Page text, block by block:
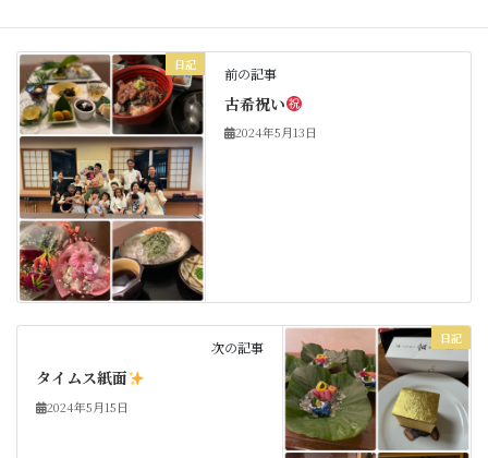
日記
前の記事
古希祝い
2024年5月13日
日記
次の記事
タイムス紙面
2024年5月15日